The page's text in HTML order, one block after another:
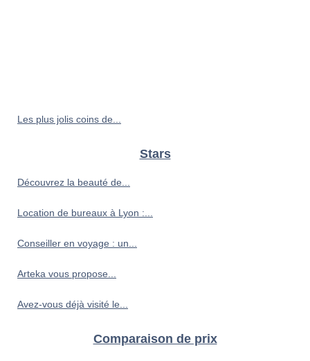
Les plus jolis coins de...
Stars
Découvrez la beauté de...
Location de bureaux à Lyon :...
Conseiller en voyage : un...
Arteka vous propose...
Avez-vous déjà visité le...
Comparaison de prix